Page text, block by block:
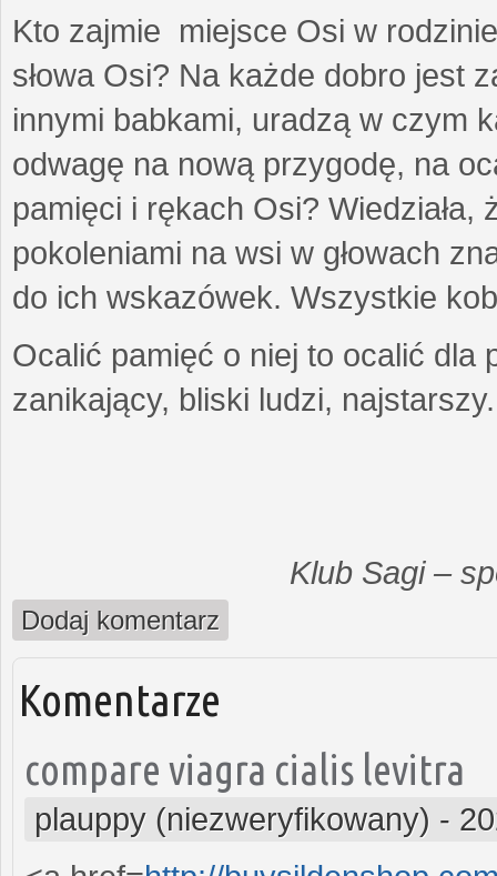
Kto zajmie miejsce Osi w
słowa Osi? Na każde dobro jest
innymi babkami, uradzą w czym
odwagę na nową przygodę, na
pamięci i rękach Osi?
pokoleniami na wsi w głowach
do ich wskazówek. Wszystkie
Ocalić pamięć o niej to ocalić dla
zanikający, bliski ludzi,
Klub Sagi –
Dodaj komentarz
Komentarze
compare viagra cialis levitra
plauppy (niezweryfikowany) -